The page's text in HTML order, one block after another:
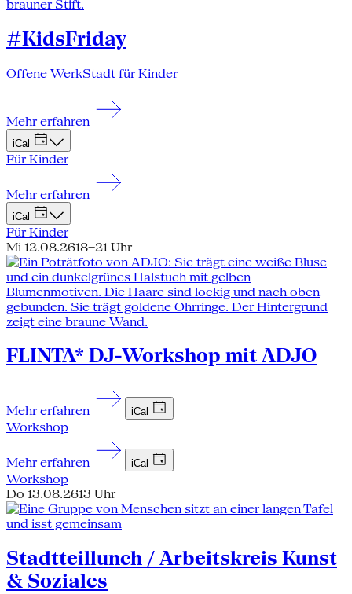
#KidsFriday
Offene WerkStadt für Kinder
Mehr erfahren
iCal
Für Kinder
Mehr erfahren
iCal
Für Kinder
Mi 12.08.2618–21 Uhr
FLINTA* DJ-Workshop mit ADJO
Mehr erfahren iCal
Workshop
Mehr erfahren iCal
Workshop
Do 13.08.2613 Uhr
Stadtteillunch / Arbeitskreis Kunst
& Soziales